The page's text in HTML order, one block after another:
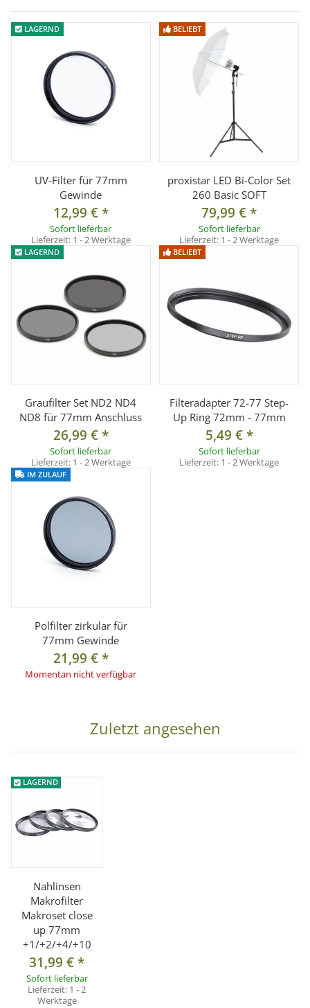
für Objektive mit 77mm Frontfiltergewinde
Lieferumfang:
1x Nahlinse 77 mm: +1
1x Nahlinse 77 mm: +2
LAGERND
UV-Filter für 77mm
Gewinde
12,99 €*
Sofort lieferbar
Lieferzeit: 1 - 2 Werktage
BELIEBT
proxistar LED Bi-Color Set
260 Basic SOFT
79,99 €*
Sofort lieferbar
Lieferzeit: 1 - 2 Werktage
LAGERND
Graufilter Set ND2 ND4
ND8 für 77mm Anschluss
26,99 €*
Sofort lieferbar
Lieferzeit: 1 - 2 Werktage
BELIEBT
Filteradapter 72-77 Step-
Up Ring 72mm - 77mm
5,49 €*
Sofort lieferbar
Lieferzeit: 1 - 2 Werktage
IM ZULAUF
Polfilter zirkular für
77mm Gewinde
21,99 €*
Momentan nicht verfügbar
Zuletzt angesehen
LAGERND
Nahlinsen
Makrofilter
Makroset close
up 77mm
+1/+2/+4/+10
31,99 €*
Sofort lieferbar
Lieferzeit: 1 - 2
Werktage